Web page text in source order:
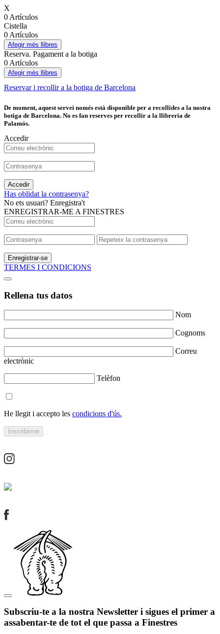
X
0 Artículos
Cistella
0 Artículos
Afegir més llibres
Reserva. Pagament a la botiga
0 Artículos
Afegir més llibres
Reservar i recollir a la botiga de Barcelona
De moment, aquest servei només està disponible per a recollides a la nostra
botiga de Barcelona. No es fan reserves per recollir a la llibreria de
Palamós.
Accedir
Accedir
Has oblidat la contrasenya?
No ets usuari? Enregistra't
ENREGISTRAR-ME A FINESTRES
Enregistrar-se
TERMES I CONDICIONS
Rellena tus datos
Nom
Cognoms
Correu
electrònic
Telèfon
He llegit i accepto les condicions d'ús.
Subscriu-te a la nostra Newsletter i sigues el primer a
assabentar-te de tot el que passa a Finestres